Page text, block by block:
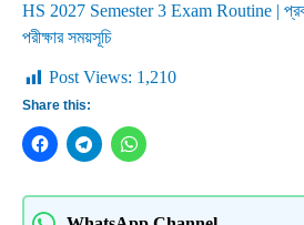
HS 2027 Semester 3 Exam Routine |
পরীক্ষার সময়সূচি
Post Views: 1,210
Share this: